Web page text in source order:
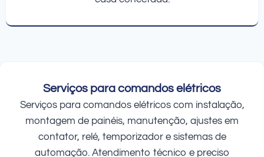
Serviços para comandos elétricos
Serviços para comandos elétricos com instalação,
montagem de painéis, manutenção, ajustes em
contator, relé, temporizador e sistemas de
automação. Atendimento técnico e preciso